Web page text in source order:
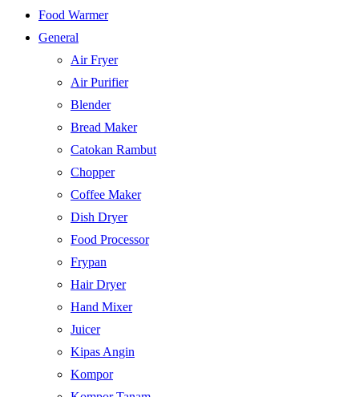
Food Warmer
General
Air Fryer
Air Purifier
Blender
Bread Maker
Catokan Rambut
Chopper
Coffee Maker
Dish Dryer
Food Processor
Frypan
Hair Dryer
Hand Mixer
Juicer
Kipas Angin
Kompor